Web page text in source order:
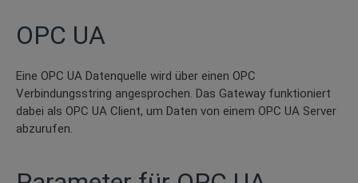
OPC UA
Eine OPC UA Datenquelle wird über einen OPC
Verbindungsstring angesprochen. Das Gateway funktioniert
dabei als OPC UA Client, um Daten von einem OPC UA Server
abzurufen.